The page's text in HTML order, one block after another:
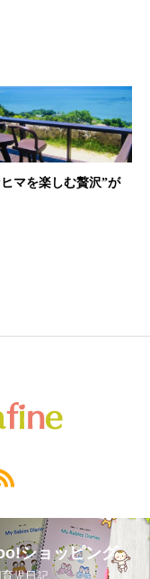
マを楽しむ贅沢”が
ショッピング
児日記